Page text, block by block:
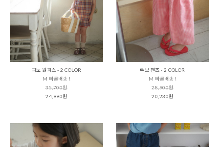
피노 원피스 - 2 COLOR
M 빠른배송 !
35,700원
24,990원
루브 팬츠 - 2 COLOR
M 빠른배송 !
28,900원
20,230원